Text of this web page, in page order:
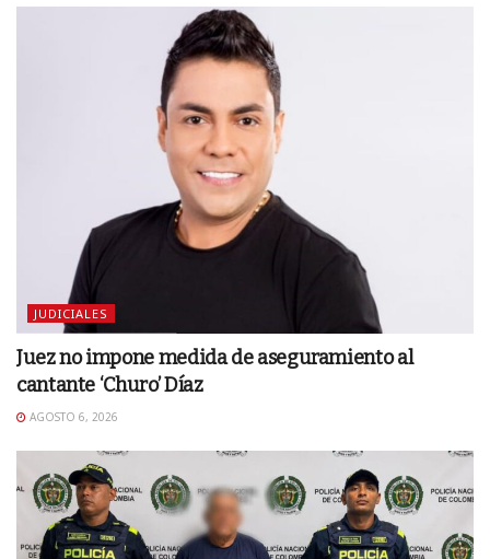
JUDICIALES
Juez no impone medida de aseguramiento al
cantante ‘Churo’ Díaz
AGOSTO 6, 2026